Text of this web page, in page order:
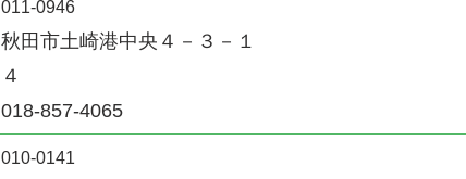
011-0946
秋田市土崎港中央４－３－１
４
018-857-4065
010-0141